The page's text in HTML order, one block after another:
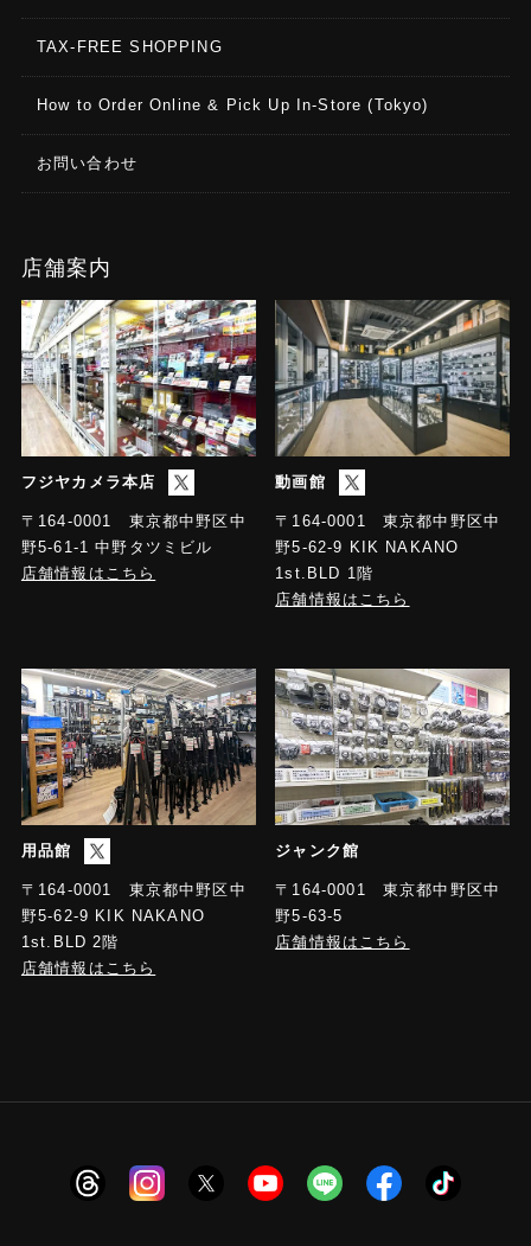
TAX-FREE SHOPPING
How to Order Online & Pick Up In-Store (Tokyo)
お問い合わせ
店舗案内
フジヤカメラ本店
〒164-0001 東京都中野区中
野5-61-1 中野タツミビル
店舗情報はこちら
動画館
〒164-0001 東京都中野区中
野5-62-9 KIK NAKANO
1st.BLD 1階
店舗情報はこちら
用品館
〒164-0001 東京都中野区中
野5-62-9 KIK NAKANO
1st.BLD 2階
店舗情報はこちら
ジャンク館
〒164-0001 東京都中野区中
野5-63-5
店舗情報はこちら